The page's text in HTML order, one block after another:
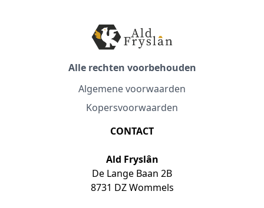
Alle rechten voorbehouden
Algemene voorwaarden
Kopersvoorwaarden
CONTACT
Ald Fryslân
De Lange Baan 2B
8731 DZ Wommels